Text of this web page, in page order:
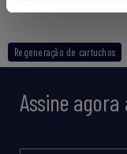
Regeneração de cartuchos
Assine